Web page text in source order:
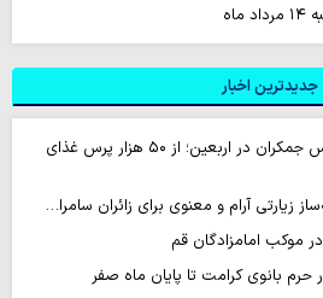
جدیدترین اخبار
کارنامه موکب مسجد مقدس جمکران در اربعین؛ از ۵۰ هزار پرس غذای
زیارتی آرام و معنوی برای زائران سامرا…